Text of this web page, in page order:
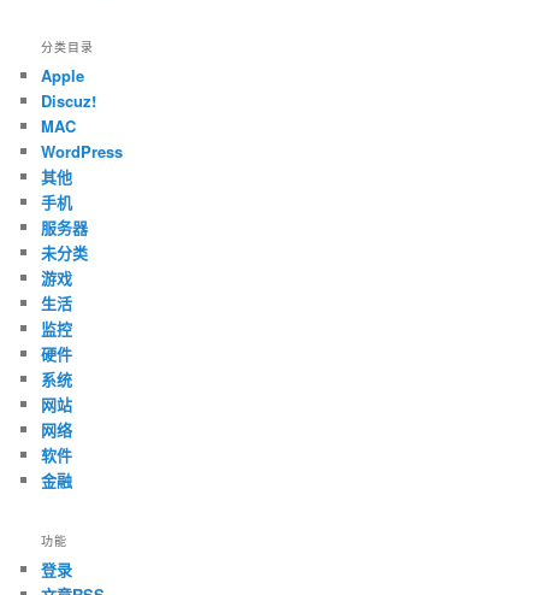
分类目录
Apple
Discuz!
MAC
WordPress
其他
手机
服务器
未分类
游戏
生活
监控
硬件
系统
网站
网络
软件
金融
功能
登录